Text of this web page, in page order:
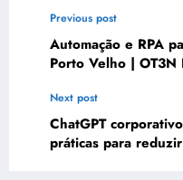
Previous post
Automação e RPA
Porto Velho |
Next post
ChatGPT
práticas para